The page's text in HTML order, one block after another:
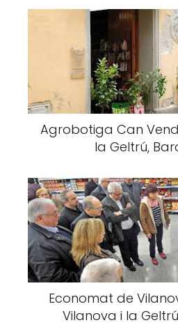
Agrobotiga Can
la Geltrú,
Economat de
Vilanova i la